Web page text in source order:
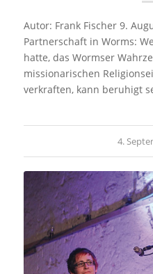
Autor: Frank Fischer 9.
Partnerschaft in Worms:
hatte, das Wormser
missionarischen
verkraften, kann beruhigt
4.